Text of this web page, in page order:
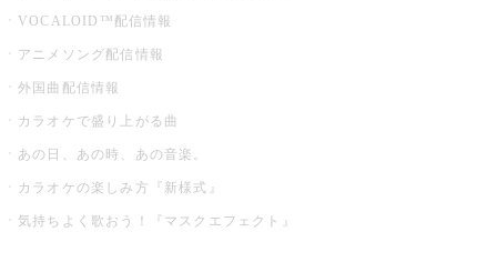
VOCALOID™配信情報
アニメソング配信情報
外国曲配信情報
カラオケで盛り上がる曲
あの日、あの時、あの音楽。
カラオケの楽しみ方『新様式』
気持ちよく歌おう！『マスクエフェクト』